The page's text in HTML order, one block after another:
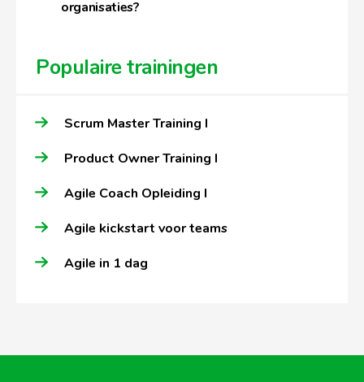
organisaties?
Populaire trainingen
Scrum Master Training I
Product Owner Training I
Agile Coach Opleiding I
Agile kickstart voor teams
Agile in 1 dag